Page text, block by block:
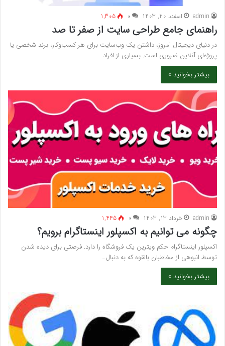
admin اسفند 20, 1403 ۰ 1,305
راهنمای جامع طراحی سایت از صفر تا صد
در دنیای دیجیتال امروز، داشتن یک وب‌سایت برای هر کسب‌وکار، برند شخصی یا
پروژه‌ای آنلاین ضروری است. بسیاری از افراد…
بیشتر بخوانید »
admin خرداد 13, 1403 ۰ 1,445
چگونه می توانیم به اکسپلور اینستاگرام برویم؟
اکسپلور اینستاگرام حکم ویترین یک فروشگاه را دارد. فرصتی برای دیده شدن
توسط انبوهی از مخاطبان بالقوه که به دنبال…
بیشتر بخوانید »